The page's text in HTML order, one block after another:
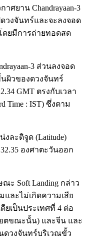
ศยาน Chandrayaan-3
วงจันทร์และจะลงจอด
ดยมีการถ่ายทอดสด
3 ส่วนลงจอด
นผิวของดวงจันทร์
GMT ตรงกับเวลา
Time : IST) ซึ่งตาม
ละติจูด (Latitude)
องศาตะวันออก
ะ Soft Landing กล่าว
ละไม่เกิดความเสีย
ยเป็นประเทศที่ 4 ต่อ
ตขณะนั้น) และจีน และ
ดวงจันทร์บริเวณขั้ว